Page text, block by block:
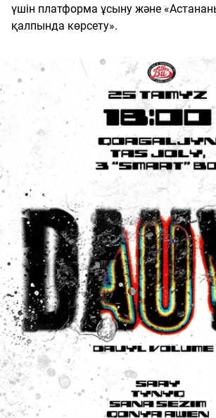
үшін платформа ұсыну және
қалпында көрсету».